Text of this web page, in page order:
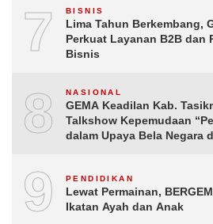
7 BISNIS
Lima Tahun Berkembang,
Perkuat Layanan B2B dan
Bisnis
8 NASIONAL
GEMA Keadilan Kab.
Talkshow Kepemudaan
dalam Upaya Bela Negara
9 PENDIDIKAN
Lewat Permainan,
Ikatan Ayah dan Anak